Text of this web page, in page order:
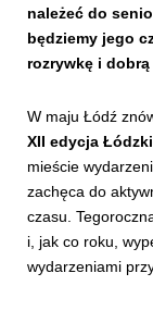
SKLEP
należeć do
będziemy jego
rozrywkę i dobrą
W maju Łódź
XII edycja
mieście
zachęca do
czasu.
i, jak co roku,
wydarzeniami